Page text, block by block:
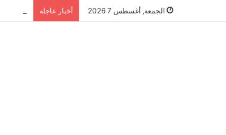
الجمعة, أغسطس 7 2026 أخبار عاجلة